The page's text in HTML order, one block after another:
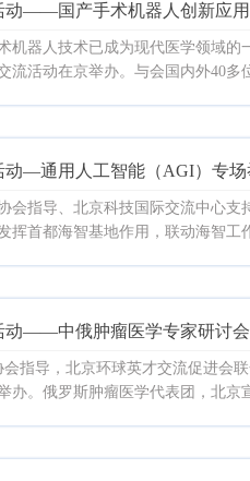
动——国产手术机器人创新应
机器人技术已成为现代医学领域
流活动在京举办。与会国内外40多
动—通用人工智能（AGI）专场
会指导、北京科技国际交流中心
挥首都海智基地作用，联动海智工
动——中俄肿瘤医学专家研讨
指导，北京环球英才交流促进会
办。俄罗斯肿瘤医学代表团，北京